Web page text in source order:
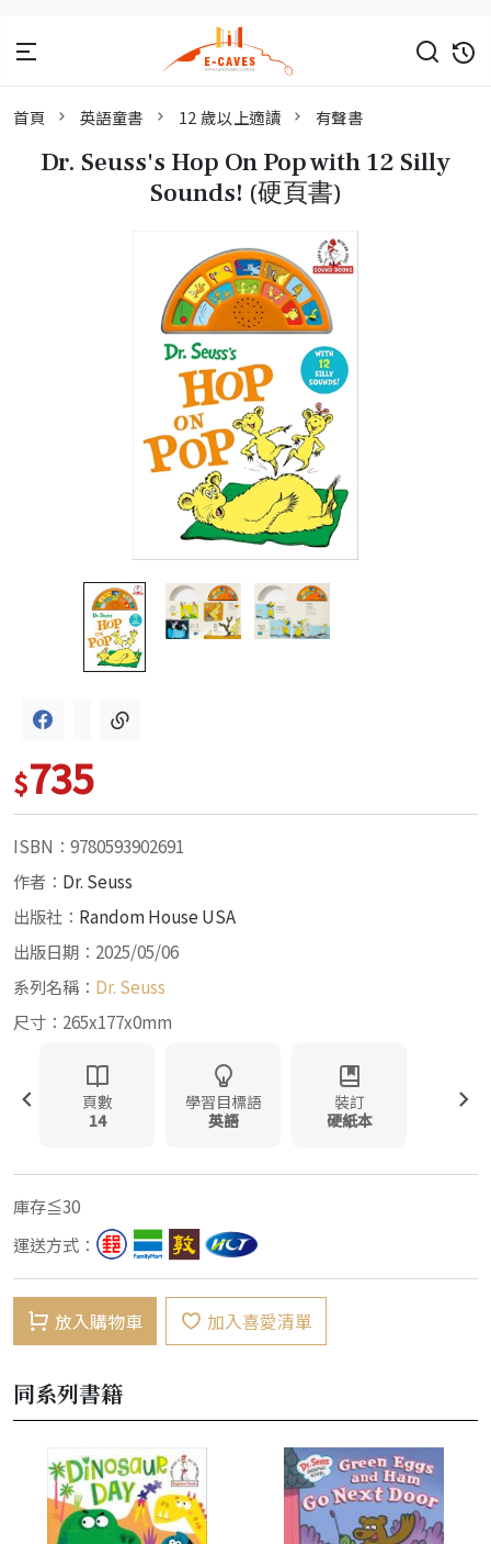
首頁 英語童書 12 歲以上適讀 有聲書
Dr. Seuss's Hop On Pop with 12 Silly
Sounds! (硬頁書)
$735
ISBN：9780593902691
作者： Dr. Seuss
出版社： Random House USA
出版日期：2025/05/06
系列名稱： Dr. Seuss
尺寸：265x177x0mm
頁數
14
學習目標語
英語
裝訂
硬紙本
庫存≦30
運送方式：
放入購物車 加入喜愛清單
同系列書籍